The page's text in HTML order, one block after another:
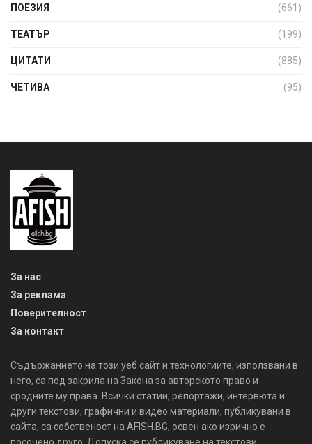
ПОЕЗИЯ (661)
ТЕАТЪР (199)
ЦИТАТИ (885)
ЧЕТИВА (95)
За нас
За реклама
Поверителност
За контакт
Съдържанието на този уеб сайт и технологиите, използвани в
него, са под закрила на Закона за авторското право и
сродните му права. Всички статии, репортажи, интервюта и
други текстови, графични и видео материали, публикувани в
сайта, са собственост на AFISH.BG, освен ако изрично е
посочено друго. Допуска се публикуване на текстови